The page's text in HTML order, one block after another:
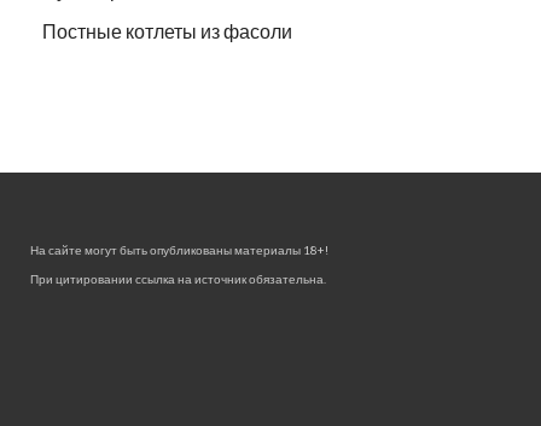
Постные котлеты из фасоли
На сайте могут быть опубликованы материалы 18+!
При цитировании ссылка на источник обязательна.